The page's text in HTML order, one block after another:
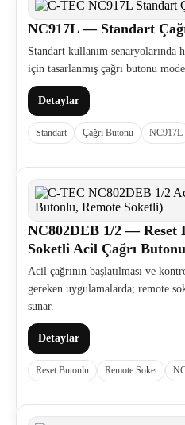
NC917L — Standart
Standart kullanım senaryolarında
için tasarlanmış çağrı butonu
Detaylar
Standart Çağrı Butonu NC917L
NC802DEB 1/2 — Reset
Soketli Acil Çağrı Butonu
Acil çağrının başlatılması ve
gereken uygulamalarda; remote
sunar.
Detaylar
Reset Butonlu Remote Soket